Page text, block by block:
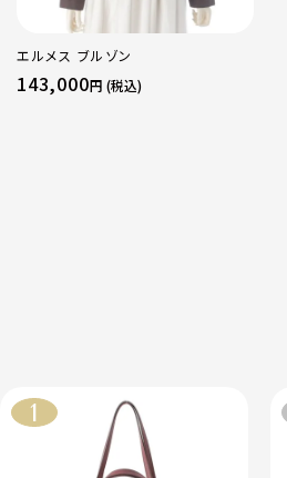
エルメス ブルゾン
143,000円 (税込)